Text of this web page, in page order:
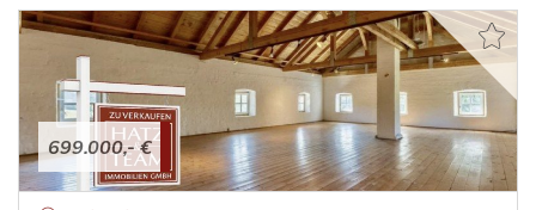
699.000,- €